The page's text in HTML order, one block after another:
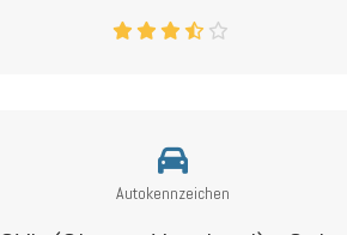
Autokennzeichen